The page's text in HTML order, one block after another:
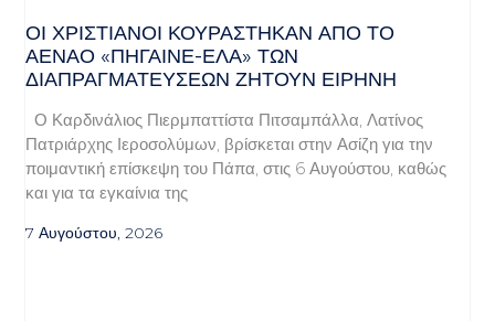
ΟΙ ΧΡΙΣΤΙΑΝΟΊ ΚΟΥΡΆΣΤΗΚΑΝ ΑΠΌ ΤΟ
ΑΈΝΑΟ «ΠΉΓΑΙΝΕ-ΈΛΑ» ΤΩΝ
ΔΙΑΠΡΑΓΜΑΤΕΎΣΕΩΝ ΖΗΤΟΎΝ ΕΙΡΉΝΗ
Ο Καρδινάλιος Πιερμπαττίστα Πιτσαμπάλλα, Λατίνος
Πατριάρχης Ιεροσολύμων, βρίσκεται στην Ασίζη για την
ποιμαντική επίσκεψη του Πάπα, στις 6 Αυγούστου, καθώς
και για τα εγκαίνια της
7 Αυγούστου, 2026